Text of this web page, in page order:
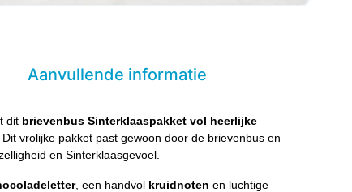
Aanvullende informatie
dit brievenbus Sinterklaaspakket vol heerlijke
Dit vrolijke pakket past gewoon door de brievenbus en
en Sinterklaasgevoel.
, een handvol kruidnoten en luchtige